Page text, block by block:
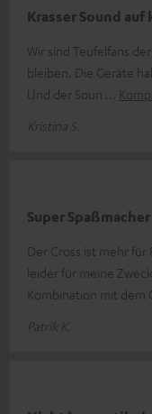
Krasser Sound
Wir sind Teufelfans
bleiben. Die Geräte
Und der Soun
Kristina S.
Super Spaßmacher
Der Cross ist mehr für
leider für meine
Kombination mit dem
Patrik K.